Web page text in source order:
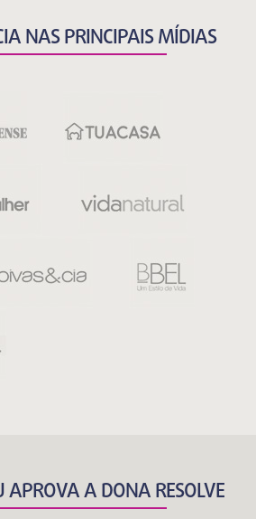
NAS PRINCIPAIS MÍDIAS
APROVA A DONA RESOLVE